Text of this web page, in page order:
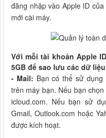
đăng nhập vào Apple ID
mới cài máy.
Với mỗi tài khoản Apple
5GB để sao lưu các dữ
- Mail: Bạn có thể sử dụng
trên máy bạn. Nếu bạn
icloud.com. Nếu bạn sử
Gmail, Outlook.com hoặc
được kích hoạt.